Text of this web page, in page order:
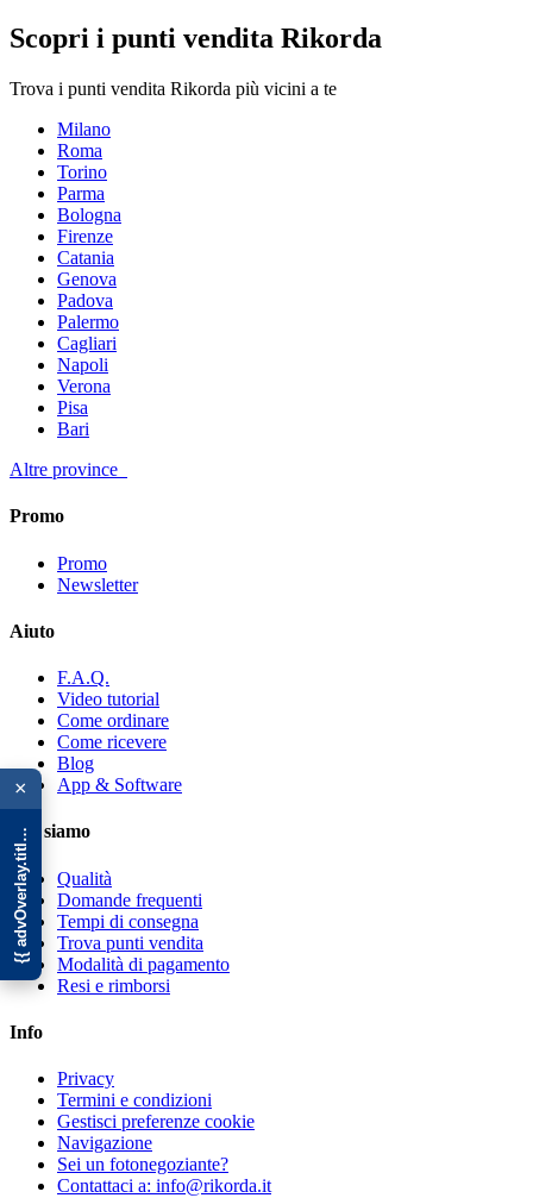
×
{{ advOverlay.title || 'Promo' }}
Scopri i punti vendita Rikorda
Trova i punti vendita Rikorda più vicini a te
Milano
Roma
Torino
Parma
Bologna
Firenze
Catania
Genova
Padova
Palermo
Cagliari
Napoli
Verona
Pisa
Bari
Altre province
Promo
Promo
Newsletter
Aiuto
F.A.Q.
Video tutorial
Come ordinare
Come ricevere
Blog
App & Software
Chi siamo
Qualità
Domande frequenti
Tempi di consegna
Trova punti vendita
Modalità di pagamento
Resi e rimborsi
Info
Privacy
Termini e condizioni
Gestisci preferenze cookie
Navigazione
Sei un fotonegoziante?
Contattaci a: info@rikorda.it